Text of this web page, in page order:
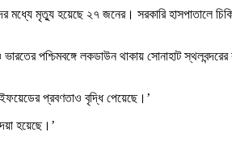
মৃত্যু হয়েছে ২৭ জনের। সরকারি হাসপাতালে
পশ্চিমবঙ্গে লকডাউন থাকায় সোনাহাট
প্রবণতাও বৃদ্ধি পেয়েছে।’
হয়েছে।’